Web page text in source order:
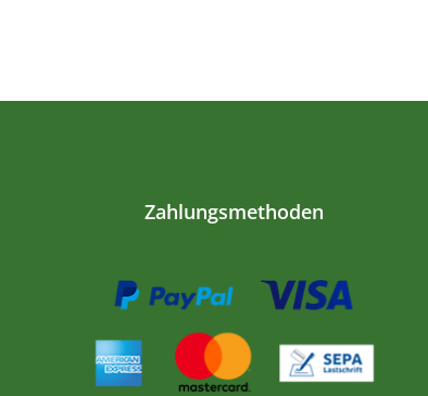
Zahlungsmethoden